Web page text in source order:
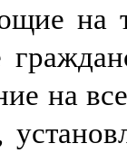
на
на